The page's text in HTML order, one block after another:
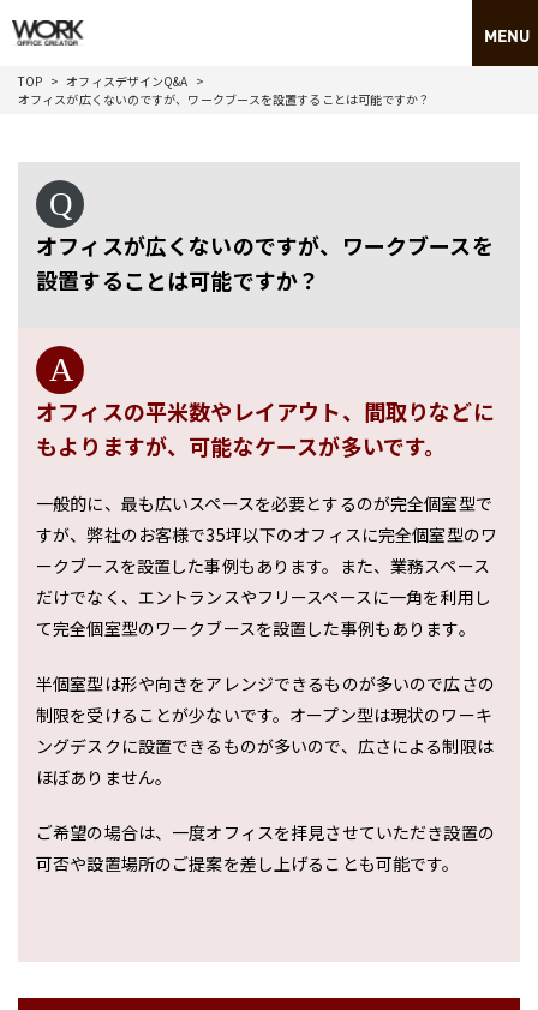
TOP
オフィスデザインQ&A
オフィスが広くないのですが、ワークブースを設置することは可能ですか？
オフィスが広くないのですが、ワークブースを
設置することは可能ですか？
オフィスの平米数やレイアウト、間取りなどに
もよりますが、可能なケースが多いです。
一般的に、最も広いスペースを必要とするのが完全個室型で
すが、弊社のお客様で35坪以下のオフィスに完全個室型のワ
ークブースを設置した事例もあります。また、業務スペース
だけでなく、エントランスやフリースペースに一角を利用し
て完全個室型のワークブースを設置した事例もあります。
半個室型は形や向きをアレンジできるものが多いので広さの
制限を受けることが少ないです。オープン型は現状のワーキ
ングデスクに設置できるものが多いので、広さによる制限は
ほぼありません。
ご希望の場合は、一度オフィスを拝見させていただき設置の
可否や設置場所のご提案を差し上げることも可能です。